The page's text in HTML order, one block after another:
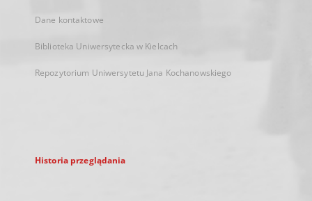
Dane kontaktowe
Biblioteka Uniwersytecka w Kielcach
Repozytorium Uniwersytetu Jana Kochanowskiego
Historia przeglądania